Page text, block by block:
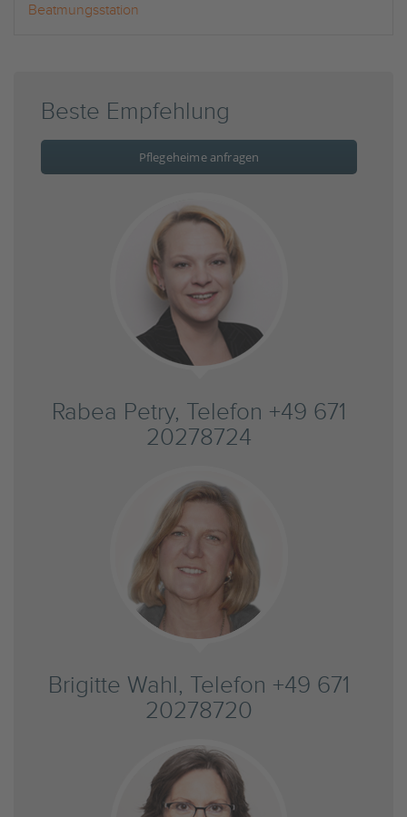
Beatmungsstation
Beste Empfehlung
Pflegeheime anfragen
Rabea Petry, Telefon +49 671
20278724
Brigitte Wahl, Telefon +49 671
20278720